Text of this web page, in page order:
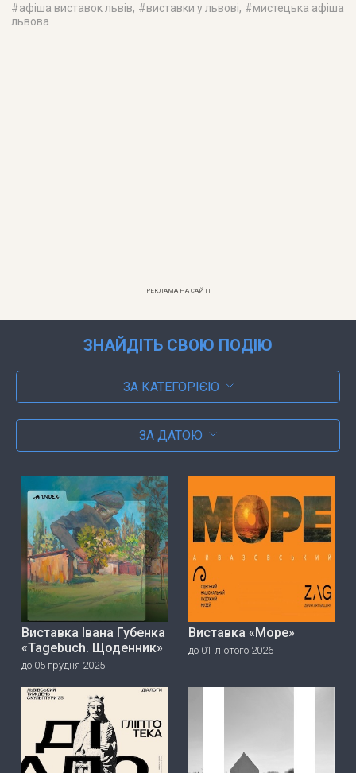
#афіша виставок львів, #виставки у львові, #мистецька афіша
львова
РЕКЛАМА НА САЙТІ
ЗНАЙДІТЬ СВОЮ ПОДІЮ
ЗА КАТЕГОРІЄЮ
ЗА ДАТОЮ
Виставка Івана Губенка
«Tagebuch. Щоденник»
до 05 грудня 2025
Виставка «Море»
до 01 лютого 2026